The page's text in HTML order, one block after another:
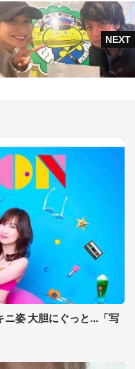
姿 大胆にぐっと...「写